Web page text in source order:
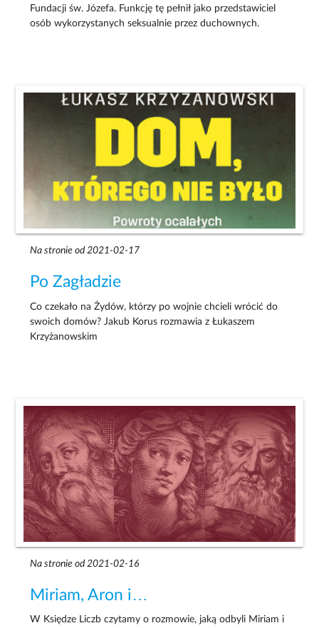
Fundacji św. Józefa. Funkcję tę pełnił jako przedstawiciel
osób wykorzystanych seksualnie przez duchownych.
Na stronie od 2021-02-17
Po Zagładzie
Co czekało na Żydów, którzy po wojnie chcieli wrócić do
swoich domów? Jakub Korus rozmawia z Łukaszem
Krzyżanowskim
Na stronie od 2021-02-16
Miriam, Aron i…
W Księdze Liczb czytamy o rozmowie, jaką odbyli Miriam i